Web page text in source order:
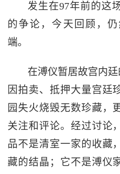
发生在97年前的这
的争论，今天回顾，
端。
在溥仪暂居故宫内
因拍卖、抵押大量宫廷
园失火烧毁无数珍藏，
关注和评论。经过讨论
品不是清室一家的收藏
藏的结晶；它不是溥仪